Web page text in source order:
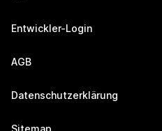
Entwickler-Login
AGB
Datenschutzerklärung
Sitemap